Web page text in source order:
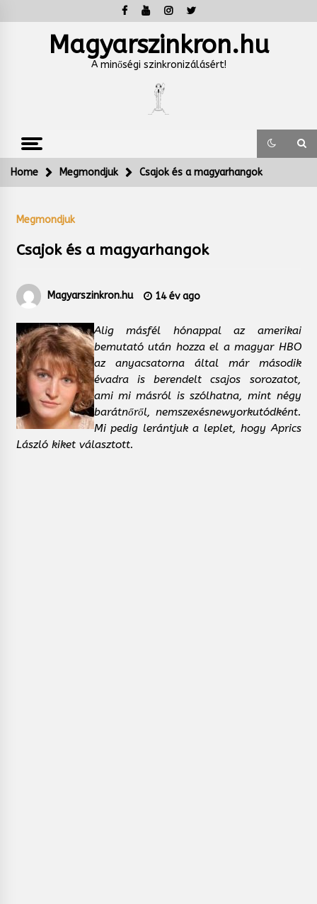
to
Magyarszinkron.hu
A minőségi szinkronizálásért!
Home Megmondjuk Csajok és a magyarhangok
Megmondjuk
Csajok és a magyarhangok
Magyarszinkron.hu 14 év ago
Alig másfél hónappal az amerikai
bemutató után hozza el a magyar HBO
az anyacsatorna által már második
évadra is berendelt csajos sorozatot,
ami mi másról is szólhatna, mint négy
barátnőről, nemszexésnewyorkutódként.
Mi pedig lerántjuk a leplet, hogy Aprics
László kiket választott.